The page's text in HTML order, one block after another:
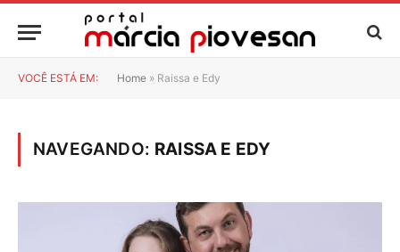
VOCÊ ESTÁ EM: Home » Raissa e Edy
NAVEGANDO: RAISSA E EDY